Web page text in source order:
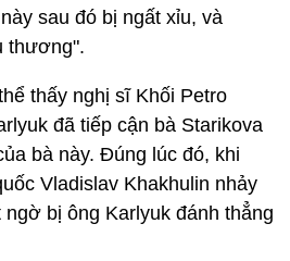
sau đó bị ngất xỉu, và
thương".
thấy nghị sĩ Khối Petro
đã tiếp cận bà Starikova
bà này. Đúng lúc đó, khi
Vladislav Khakhulin nhảy
bị ông Karlyuk đánh thẳng